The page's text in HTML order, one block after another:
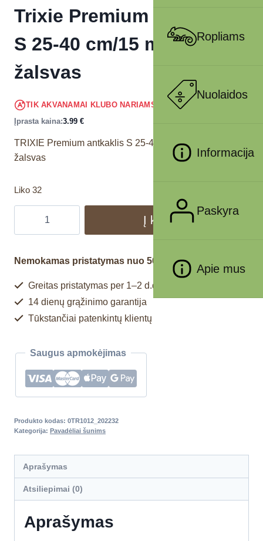
Ropliams
Nuolaidos
Informacija
Paskyra
Apie mus
Trixie Premium antkaklis
S 25-40 cm/15 mm, petrol
žalsvas
TIK AKVANAMAI KLUBO NARIAMS 3.79€
Įprasta kaina:3.99 €
TRIXIE Premium antkaklis S 25-40 cm/15 mm, petrol
žalsvas
Liko 32
Į krepšelį
Nemokamas pristatymas nuo 50€
Greitas pristatymas per 1–2 d.d.
14 dienų grąžinimo garantija
Tūkstančiai patenkintų klientų
Saugus apmokėjimas
Produkto kodas: 0TR1012_202232
Kategorija: Pavadėliai šunims
Aprašymas
Atsiliepimai (0)
Aprašymas